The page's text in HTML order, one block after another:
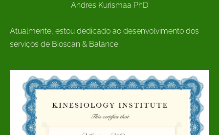
Andres Kurismaa PhD
Atualmente, estou dedicado ao desenvolvimento dos
serviços de Bioscan & Balance.